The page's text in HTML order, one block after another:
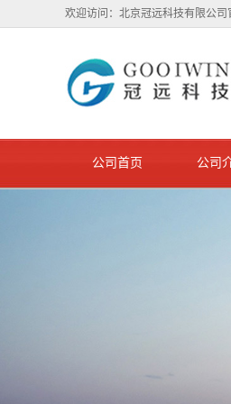
欢迎访问：北京冠远科技有限公司
公司首页 公司